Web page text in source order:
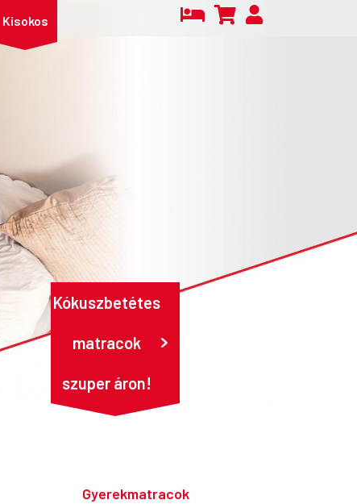
Kisokos
Kókuszbetétes
matracok
szuper áron!
Gyerekmatracok